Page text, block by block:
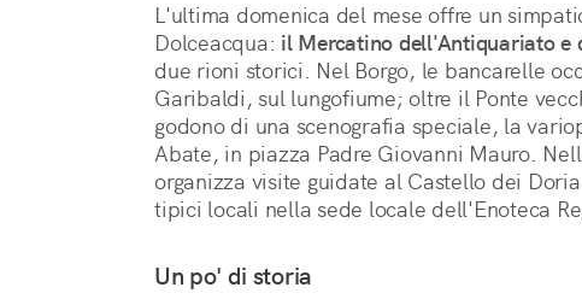
L'ultima domenica del mese offre un
Dolceacqua: il Mercatino dell'Antiquariato e
due rioni storici. Nel Borgo, le bancarelle
Garibaldi, sul lungofiume; oltre il Ponte
godono di una scenografia speciale, la
Abate, in piazza Padre Giovanni Mauro.
organizza visite guidate al Castello dei
tipici locali nella sede locale dell'Enoteca
Un po' di storia